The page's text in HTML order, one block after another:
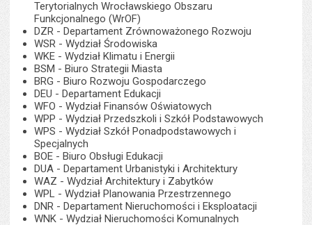
Terytorialnych Wrocławskiego Obszaru
Funkcjonalnego (WrOF)
DZR - Departament Zrównoważonego Rozwoju
WSR - Wydział Środowiska
WKE - Wydział Klimatu i Energii
BSM - Biuro Strategii Miasta
BRG - Biuro Rozwoju Gospodarczego
DEU - Departament Edukacji
WFO - Wydział Finansów Oświatowych
WPP - Wydział Przedszkoli i Szkół Podstawowych
WPS - Wydział Szkół Ponadpodstawowych i
Specjalnych
BOE - Biuro Obsługi Edukacji
DUA - Departament Urbanistyki i Architektury
WAZ - Wydział Architektury i Zabytków
WPL - Wydział Planowania Przestrzennego
DNR - Departament Nieruchomości i Eksploatacji
WNK - Wydział Nieruchomości Komunalnych